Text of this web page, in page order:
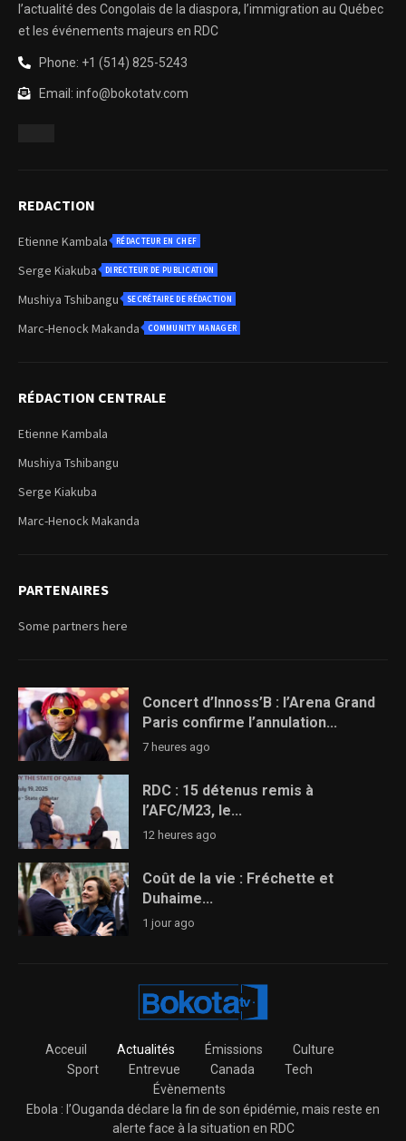
l’actualité des Congolais de la diaspora, l’immigration au Québec
et les événements majeurs en RDC
Phone: +1 (514) 825-5243
Email: info@bokotatv.com
REDACTION
Etienne Kambala RÉDACTEUR EN CHEF
Serge Kiakuba DIRECTEUR DE PUBLICATION
Mushiya Tshibangu SECRÉTAIRE DE RÉDACTION
Marc-Henock Makanda COMMUNITY MANAGER
RÉDACTION CENTRALE
Etienne Kambala
Mushiya Tshibangu
Serge Kiakuba
Marc-Henock Makanda
PARTENAIRES
Some partners here
Concert d’Innoss’B : l’Arena Grand
Paris confirme l’annulation...
7 heures ago
RDC : 15 détenus remis à
l’AFC/M23, le...
12 heures ago
Coût de la vie : Fréchette et
Duhaime...
1 jour ago
Acceuil Actualités Émissions
Culture
Sport
Entrevue Canada
Tech
Évènements
Ebola : l’Ouganda déclare la fin de son épidémie, mais reste en
alerte face à la situation en RDC